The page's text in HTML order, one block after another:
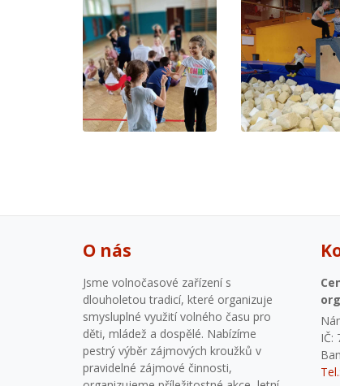
O nás
Jsme volnočasové zařízení s
dlouholetou tradicí, které organizuje
smysluplné využití volného času pro
děti, mládež a dospělé. Nabízíme
pestrý výběr zájmových kroužků v
pravidelné zájmové činnosti,
IČ: